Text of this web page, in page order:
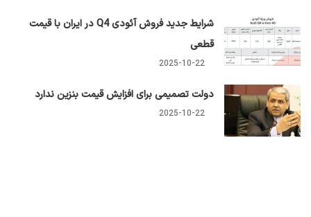
شرایط جدید فروش آئودی Q4 در ایران با قیمت
قطعی
2025-10-22
دولت تصمیمی برای افزایش قیمت بنزین ندارد
2025-10-22